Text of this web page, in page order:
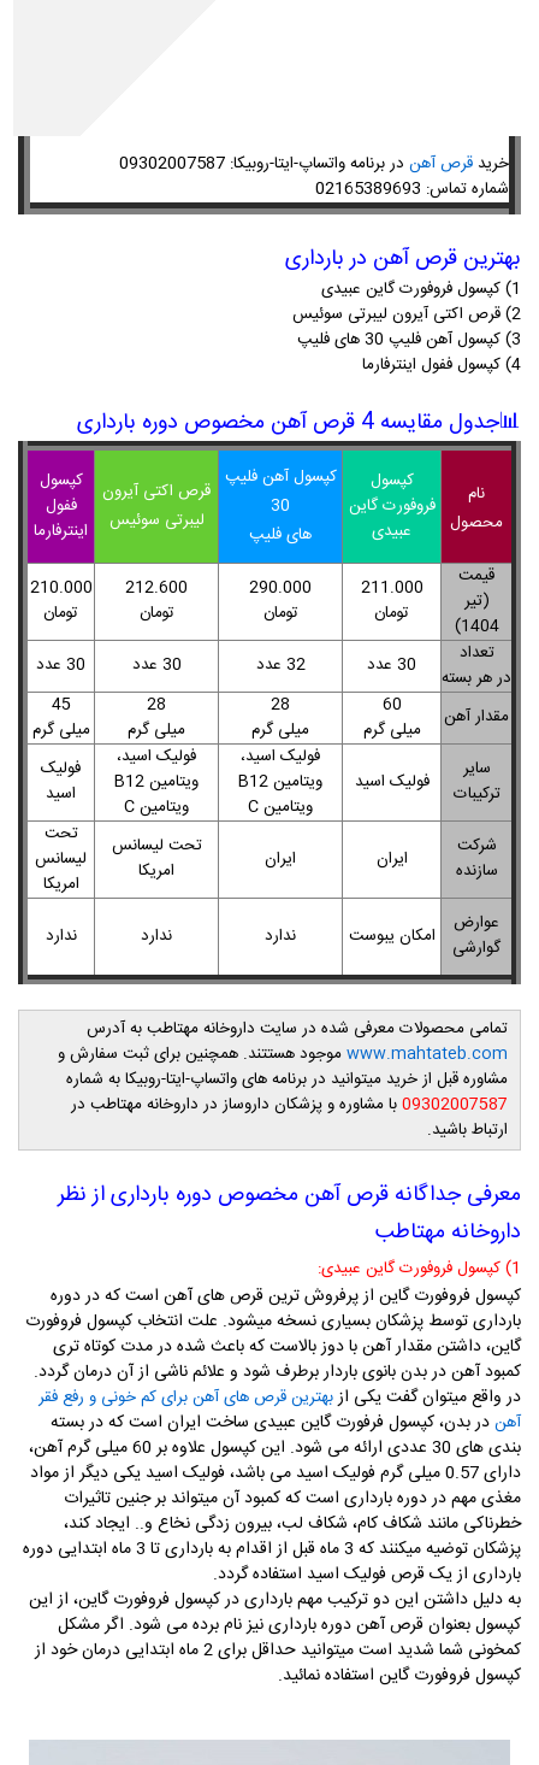
خرید قرص آهن در برنامه واتساپ-ایتا-روبیکا:
شماره تماس: 02165389693
بهترین قرص آهن در بارداری
1) کپسول فروفورت گاین عبیدی
2) قرص اکتی آیرون لیبرتی سوئیس
3) کپسول آهن فلیپ 30 های فلیپ
4) کپسول ففول اینترفارما
📊جدول مقایسه 4 قرص آهن مخصوص دوره بارداری
نام
محصول
کپسول
فروفورت گاین
عبیدی
کپسول آهن فلیپ
30
های فلیپ
قرص اکتی آیرون
لیبرتی سوئیس
کپسول
ففول
اینترفارما
قیمت
(تیر
1404)
211.000
تومان
290.000
تومان
212.600
تومان
210.000
تومان
تعداد
در هر بسته
30 عدد 32 عدد 30 عدد
30 عدد
مقدار آهن
60
میلی گرم
28
میلی گرم
28
میلی گرم
45
میلی گرم
سایر
ترکیبات
فولیک اسید
فولیک اسید،
ویتامین B12
ویتامین C
فولیک اسید،
ویتامین B12
ویتامین C
فولیک
اسید
شرکت
سازنده
ایران ایران
تحت لیسانس
امریکا
تحت
لیسانس
امریکا
عوارض
گوارشی
امکان یبوست ندارد ندارد ندارد
تمامی محصولات معرفی شده در سایت داروخانه مهتاطب به آدرس
www.mahtateb.comموجود هستتند. همچنین برای ثبت سفارش و
مشاوره قبل از خرید میتوانید در برنامه های واتساپ-ایتا-روبیکا به شماره
09302007587با مشاوره و پزشکان داروساز در داروخانه مهتاطب در
ارتباط باشید.
معرفی جداگانه قرص آهن مخصوص دوره بارداری از نظر
داروخانه مهتاطب
1) کپسول فروفورت گاین عبیدی:
کپسول فروفورت گاین از پرفروش ترین قرص های آهن است که در دوره
بارداری توسط پزشکان بسیاری نسخه میشود. علت انتخاب کپسول فروفورت
گاین، داشتن مقدار آهن با دوز بالاست که باعث شده در مدت کوتاه تری
کمبود آهن در بدن بانوی باردار برطرف شود و علائم ناشی از آن درمان گردد.
در واقع میتوان گفت یکی ازبهترین قرص های آهن برای کم خونی و رفع فقر
آهندر بدن، کپسول فرفورت گاین عبیدی ساخت ایران است که در بسته
بندی های 30 عددی ارائه می شود. این کپسول علاوه بر 60 میلی گرم آهن،
دارای 0.57 میلی گرم فولیک اسید می باشد، فولیک اسید یکی دیگر از مواد
مغذی مهم در دوره بارداری است که کمبود آن میتواند بر جنین تاثیرات
خطرناکی مانند شکاف کام، شکاف لب، بیرون زدگی نخاع و.. ایجاد کند،
پزشکان توضیه میکنند که 3 ماه قبل از اقدام به بارداری تا 3 ماه ابتدایی دوره
بارداری از یک قرص فولیک اسید استفاده گردد.
به دلیل داشتن این دو ترکیب مهم بارداری در کپسول فروفورت گاین، از این
کپسول بعنوان قرص آهندوره بارداری نیز نام برده می شود. اگر مشکل
کمخونی شما شدید است میتوانید حداقل برای 2 ماه ابتدایی درمان خود از
کپسول فروفورت گاین استفاده نمائید.